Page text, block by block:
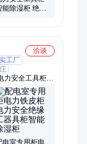
能除湿柜 绝缘
洽谈
工厂
力安全工具柜、
地垫、氟橡胶
桩、水泥标志
绝缘胶垫、
梯、出口绝缘
竿梯、耐酸碱橡